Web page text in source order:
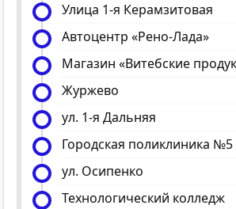
Улица 1-я Керамзитовая
Автоцентр «Рено-Лада»
Магазин «Витебские
Журжево
ул. 1-я Дальняя
Городская поликлиника №5
ул. Осипенко
Технологический колледж